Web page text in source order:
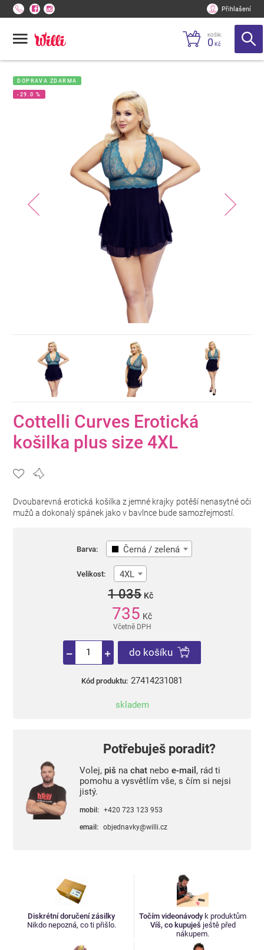
Přihlašení
KOŠÍK:
0 Kč
DOPRAVA ZDARMA
-29.0 %
Cottelli Curves Erotická
košilka plus size 4XL
Dvoubarevná erotická košilka z jemné krajky potěší nenasytné oči
mužů a dokonalý spánek jako v bavlnce bude samozřejmostí.
Barva: Černá / zelená
Velikost: 4XL
1 035 Kč
735 Kč
Včetně DPH
do košíku
Kód produktu: 27414231081
skladem
Potřebuješ poradit?
Volej, piš na chatnebo e-mail , rád ti
pomohu a vysvětlím vše, s čím si nejsi
jistý.
mobil: +420 723 123 953
email: objednavky@willi.cz
Diskrétní doručení zásilky
Nikdo nepozná, co ti přišlo.
Točím videonávody k produktům
Víš, co kupuješ ještě před
nákupem.